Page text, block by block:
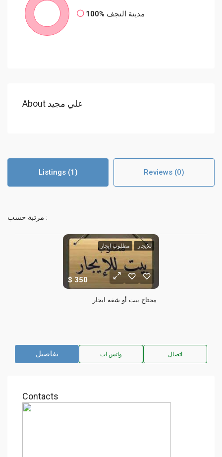
100% مدينة النجف
About علي مجيد
Listings (1) Reviews (0)
مرتبة حسب :
للايجار مطلوب ايجار
350
محتاج بيت أو شقه ايجار
تفاصيل واتس اب اتصال
Contacts